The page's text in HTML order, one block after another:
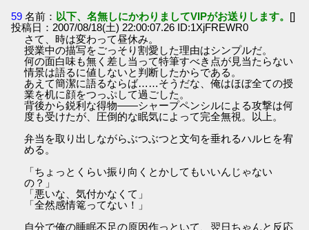
59 名前： 以下、名無しにかわりましてVIPがお送りします。 []
投稿日：2007/08/18(土) 22:00:07.26 ID:1XjFREWR0
さて、時は変わって昼休み。
授業中の描写をごっそり割愛した理由はシンプルだ。
何の面白味も無く差し当って特筆すべき点が見当たらない
情景は語るに値しないと判断したからである。
あえて簡潔に語るならば……そうだな、俺はほぼ全ての授
業を机に顔をつっぷして過ごした。
背後から鋭利な得物――シャープペンシルによる攻撃は何
度も受けたが、圧倒的な眠気によって完全無視。以上。
弁当を取り出しながらぶつぶつと文句を垂れるハルヒを宥
める。
「ちょっとくらい振り向くとかしてもいいんじゃない
の？」
「悪いな、気付かなくて」
「全然感情篭ってない！」
自分で俺の睡眠不足の原因作っといて、翌日ちゃんと反応